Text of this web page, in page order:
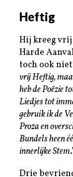
Heftig
Hij kreeg vrij
Harde
toch ook
vrij Heftig,
heb de Poëzie
Liedjes tot
gebruik ik de
Proza en
Bundels heen
innerlijke Stem
Drie